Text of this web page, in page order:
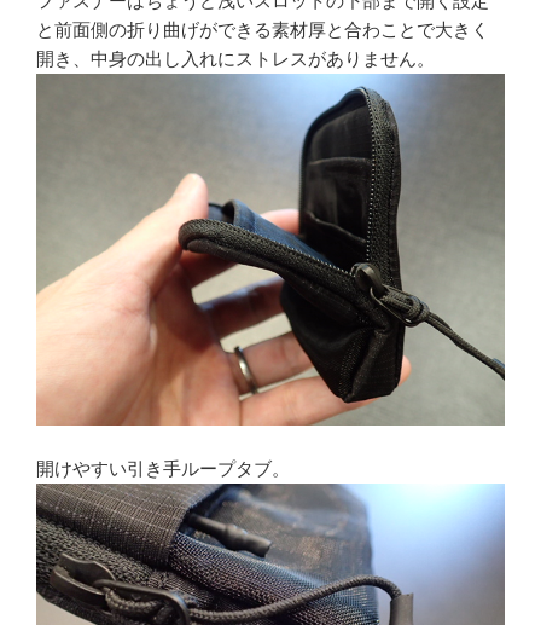
と前面側の折り曲げができる素材厚と合わことで大きく
開き、中身の出し入れにストレスがありません。
開けやすい引き手ループタブ。